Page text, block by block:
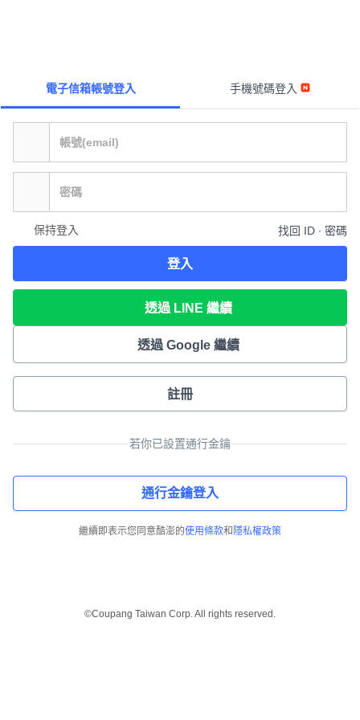
電子信箱帳號登入 手機號碼登入
保持登入 找回 ID ∙ 密碼
登入
透過 LINE 繼續
透過 Google 繼續
註冊
若你已設置通行金鑰
通行金鑰登入
繼續即表示您同意酷澎的使用條款和 隱私權政策
©Coupang Taiwan Corp. All rights reserved.